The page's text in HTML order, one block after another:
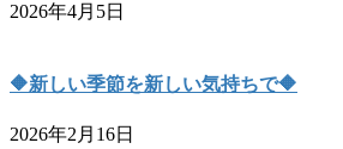
2026年4月5日
🔶新しい季節を新しい気持ちで🔶
2026年2月16日